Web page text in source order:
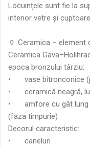
Locuințele sunt fie la
interior vetre și
🏺 Ceramica – element
Ceramica
epoca bronzului târziu:
•
vase bitronconice
•
ceramică neagră,
•
amfore cu gât
(faza timpurie)
Decorul caracteristic:
•
caneluri